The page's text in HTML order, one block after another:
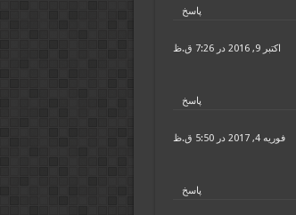
پاسخ
اکتبر 9, 2016 در 7:26 ق.ظ
پاسخ
فوریه 4, 2017 در 5:50 ق.ظ
پاسخ